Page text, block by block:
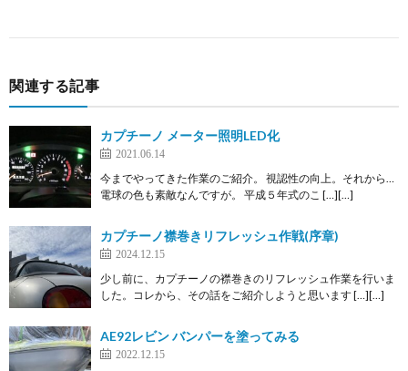
関連する記事
カプチーノ メーター照明LED化
2021.06.14
今までやってきた作業のご紹介。 視認性の向上。それから…
電球の色も素敵なんですが。 平成５年式のこ […][…]
カプチーノ襟巻きリフレッシュ作戦(序章)
2024.12.15
少し前に、カプチーノの襟巻きのリフレッシュ作業を行いま
した。コレから、その話をご紹介しようと思います […][…]
AE92レビン バンパーを塗ってみる
2022.12.15